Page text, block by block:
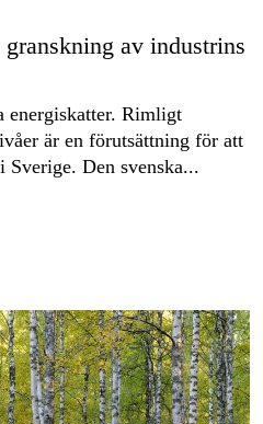
av industrins
energiskatter. Rimligt
är en förutsättning för att
Sverige. Den svenska...